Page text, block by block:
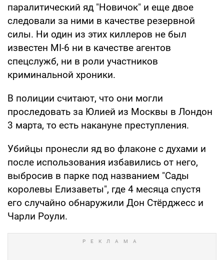
паралитический яд "Новичок" и еще двое
следовали за ними в качестве резервной
силы. Ни один из этих киллеров не был
известен MI-6 ни в качестве агентов
спецслужб, ни в роли участников
криминальной хроники.
В полиции считают, что они могли
проследовать за Юлией из Москвы в Лондон
3 марта, то есть накануне преступления.
Убийцы пронесли яд во флаконе с духами и
после использования избавились от него,
выбросив в парке под названием "Сады
королевы Елизаветы", где 4 месяца спустя
его случайно обнаружили Дон Стёрджесс и
Чарли Роули.